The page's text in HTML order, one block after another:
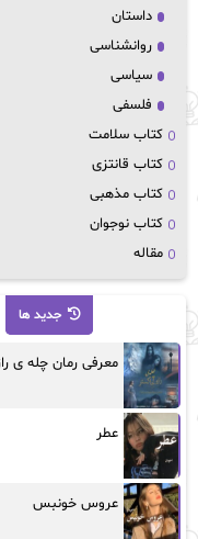
داستان
روانشناسی
سیاسی
فلسفی
کتاب سلامت
کتاب قانتزی
کتاب مذهبی
کتاب نوجوان
مقاله
جدید ها
معرفی رمان چله ی
عطر
عروس خونبس